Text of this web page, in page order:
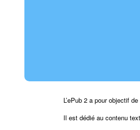
L’ePub 2 a pour objectif
Il est dédié au contenu